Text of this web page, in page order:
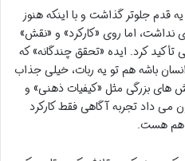
قدم جلوتر گذاشت و با اینکه هنوز
نداشت، اما روی «کارکرد» و «نقش»
کرد. ایده «تحقق چندگانه» که
باشه هم تو یه ربات، خیلی جذاب
های بزرگی مثل «کیفیات ذهنی» و
می داد تجربه آگاهی فقط کارکرد
هم هست.